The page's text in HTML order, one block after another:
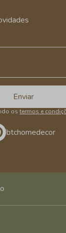
Enviar
os termos e
/btchomedecor